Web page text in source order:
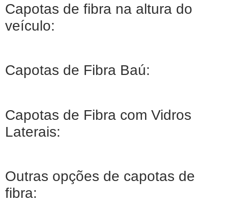
Capotas de fibra na altura do
veículo:
Capotas de Fibra Baú:
Capotas de Fibra com Vidros
Laterais:
Outras opções de capotas de
fibra: